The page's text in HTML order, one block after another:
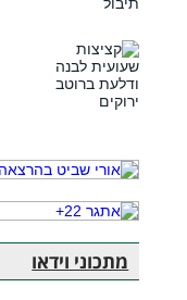
מתכוני וידאו